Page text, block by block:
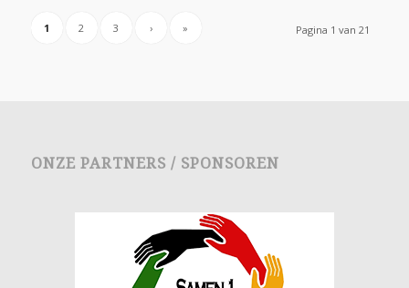
Pagina 1 van 21
1 2 3 › »
ONZE PARTNERS / SPONSOREN